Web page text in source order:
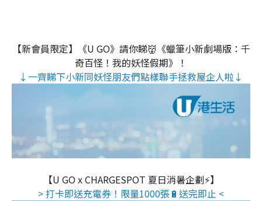
【新會員限定】《U GO》請你睇👹《蠟筆小新劇場版：千
奇百怪！我的妖怪假期》！
↓一齊睇下小新同妖怪朋友們點樣聯手拯救屋企人啦↓
【U GO x CHARGESPOT 夏日消暑企劃⚡】
> 打卡即送充電券！限量1000張🔋送完即止 <